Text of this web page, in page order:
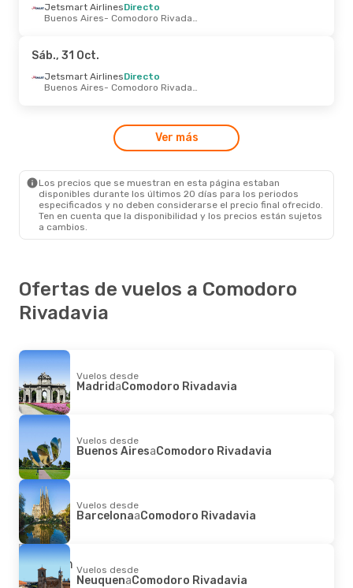
Jetsmart AirlinesDirecto
Buenos Aires
- Comodoro Rivadavia
Sáb., 31 Oct.
Jetsmart AirlinesDirecto
Buenos Aires
- Comodoro Rivadavia
Ver más
Los precios que se muestran en esta página estaban
disponibles durante los últimos 20 días para los periodos
especificados y no deben considerarse el precio final ofrecido.
Ten en cuenta que la disponibilidad y los precios están sujetos
a cambios.
Ofertas de vuelos a Comodoro
Rivadavia
Vuelos desde
MadridaComodoro Rivadavia
Vuelos desde
Buenos AiresaComodoro Rivadavia
Vuelos desde
BarcelonaaComodoro Rivadavia
Vuelos desde
NeuquenaComodoro Rivadavia